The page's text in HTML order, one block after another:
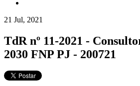
21 Jul, 2021
TdR nº 11-2021 -
2030 FNP PJ - 200721